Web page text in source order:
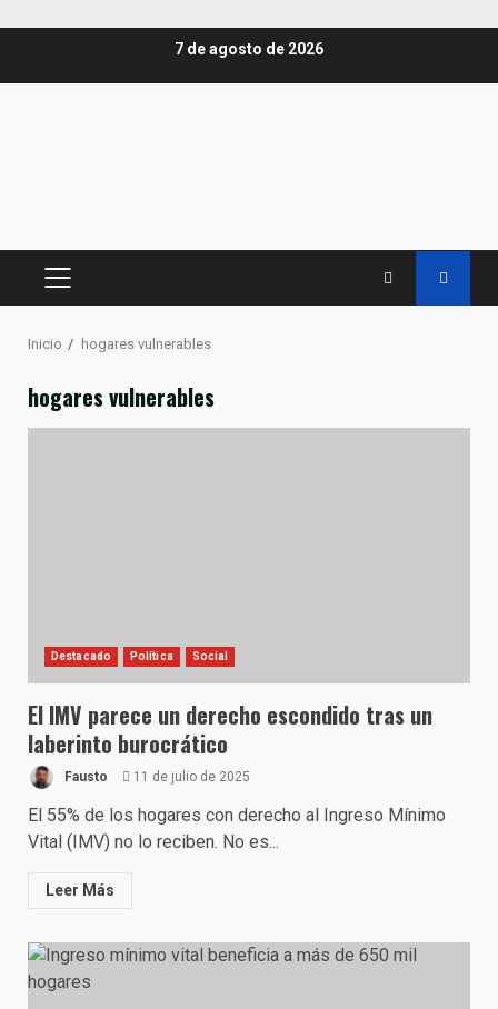
7 de agosto de 2026
MENÚ
Inicio hogares vulnerables
hogares vulnerables
Destacado Política Social
El IMV parece un derecho escondido tras un
laberinto burocrático
Fausto 11 de julio de 2025
El 55% de los hogares con derecho al Ingreso Mínimo
Vital (IMV) no lo reciben. No es...
Leer Más